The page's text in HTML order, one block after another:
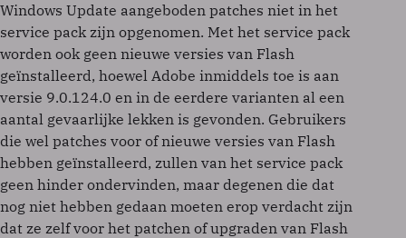
Windows Update aangeboden patches niet in het
service pack zijn opgenomen. Met het service pack
worden ook geen nieuwe versies van Flash
geïnstalleerd, hoewel Adobe inmiddels toe is aan
versie 9.0.124.0 en in de eerdere varianten al een
aantal gevaarlijke lekken is gevonden. Gebruikers
die wel patches voor of nieuwe versies van Flash
hebben geïnstalleerd, zullen van het service pack
geen hinder ondervinden, maar degenen die dat
nog niet hebben gedaan moeten erop verdacht zijn
dat ze zelf voor het patchen of upgraden van Flash